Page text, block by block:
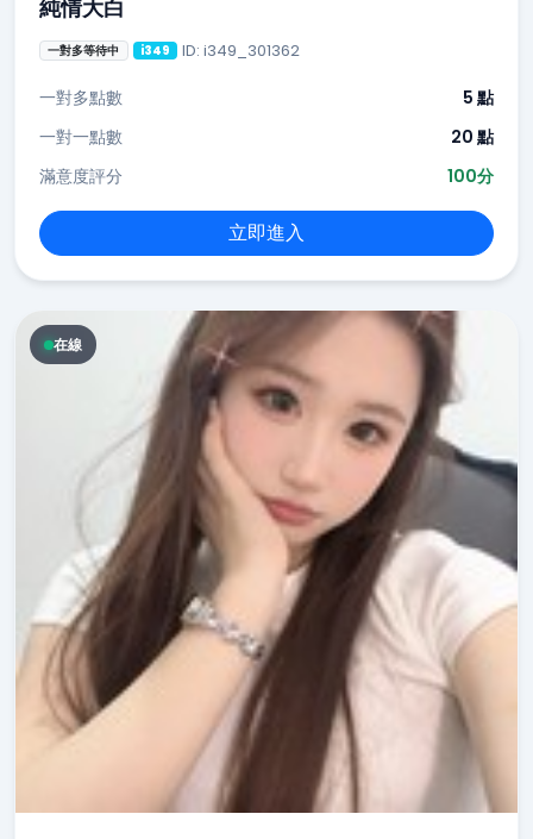
純情大白
一對多等待中 i349 ID: i349_301362
一對多點數
5 點
一對一點數
20 點
滿意度評分
100分
立即進入
在線